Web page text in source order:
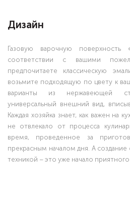
Дизайн
Газовую варочную
соответствии с вашими
предпочитаете классическую
возьмите подходящую по цвету к
варианты из нержавеющей
универсальный внешний вид,
Каждая хозяйка знает, как важен на
не отвлекало от процесса
время, проведенное за
прекрасным началом дня. А
техникой – это уже начало приятного